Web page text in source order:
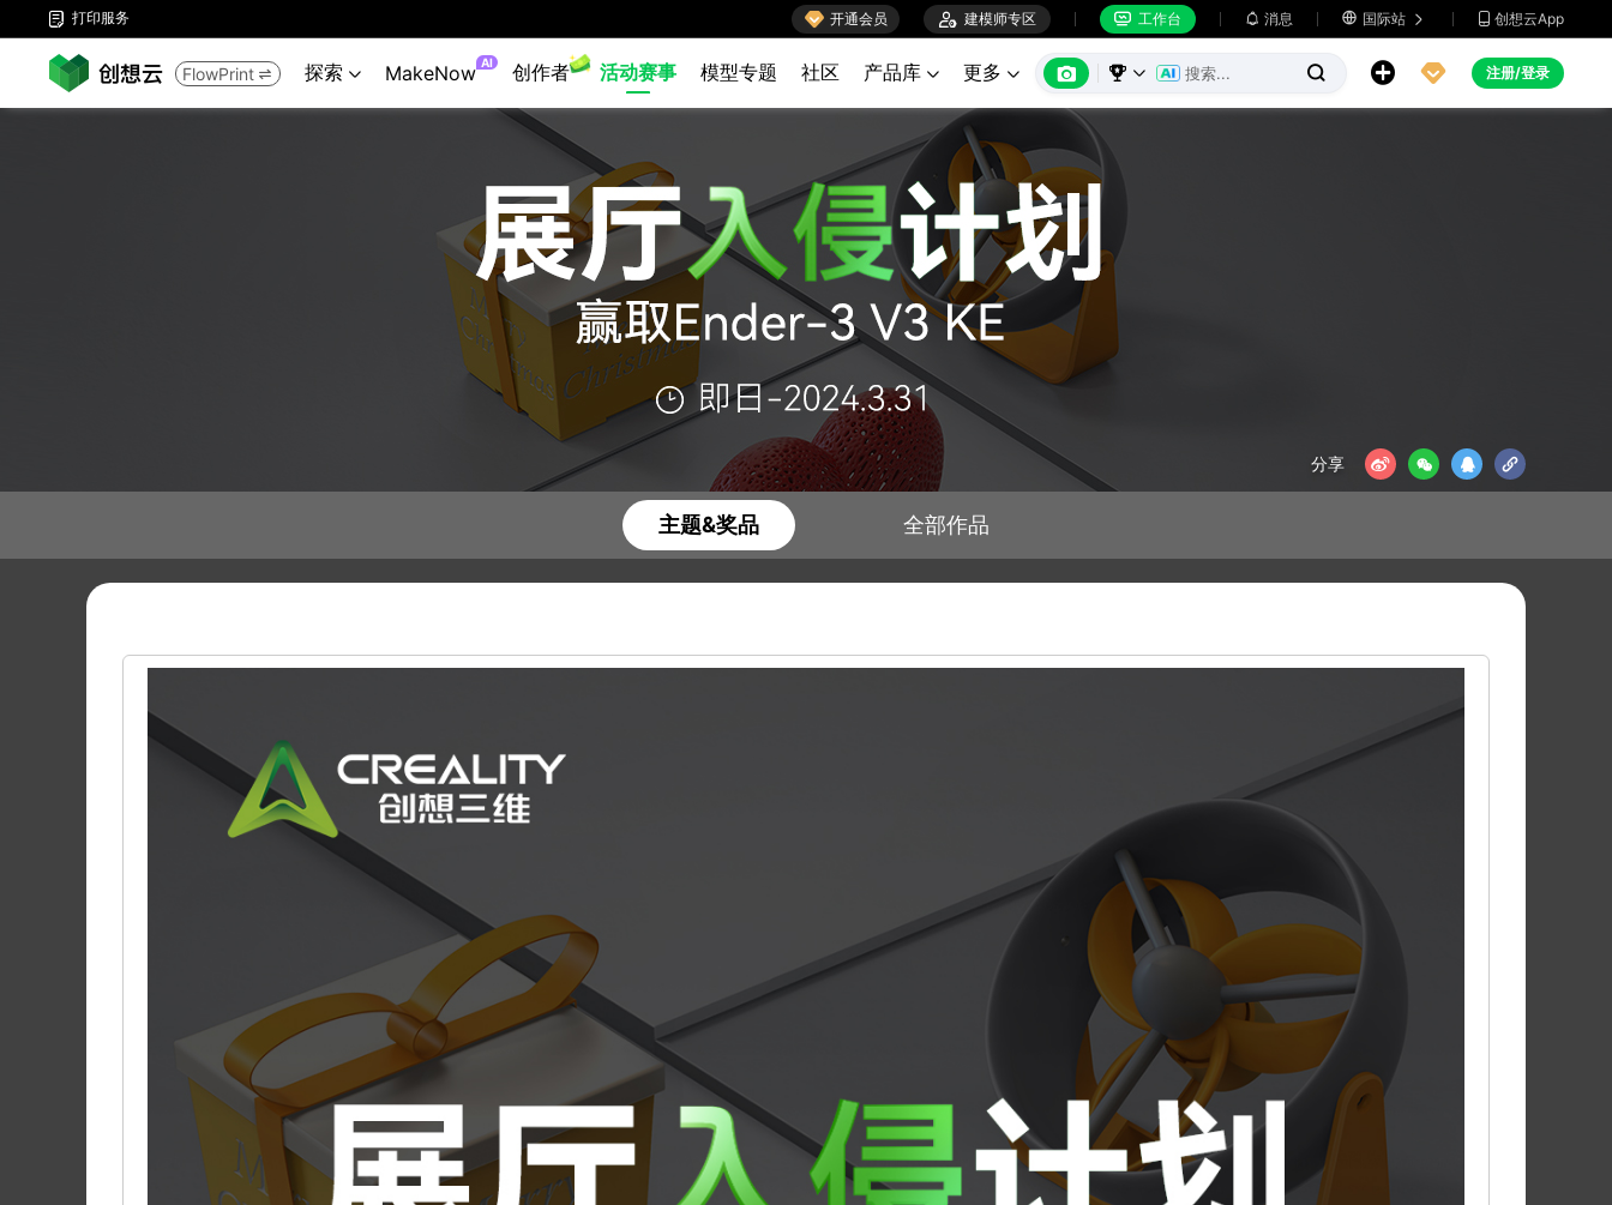
 打印服务  开通会员  建模师专区  工作台  消息  国际站   创想云App
FlowPrint  探索  MakeNow AI 创作者 活动赛事 模型专题 社区 产品库  更多        注册/登录
分享    
主题&奖品 全部作品